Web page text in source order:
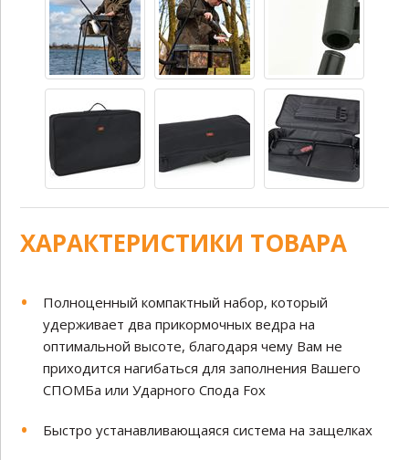
ХАРАКТЕРИСТИКИ ТОВАРА
Полноценный компактный набор, который
удерживает два прикормочных ведра на
оптимальной высоте, благодаря чему Вам не
приходится нагибаться для заполнения Вашего
СПОМБа или Ударного Спода Fox
Быстро устанавливающаяся система на защелках